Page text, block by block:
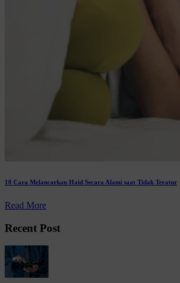
10 Cara Melancarkan Haid Secara Alami saat Tidak Teratur
Read More
Recent Post